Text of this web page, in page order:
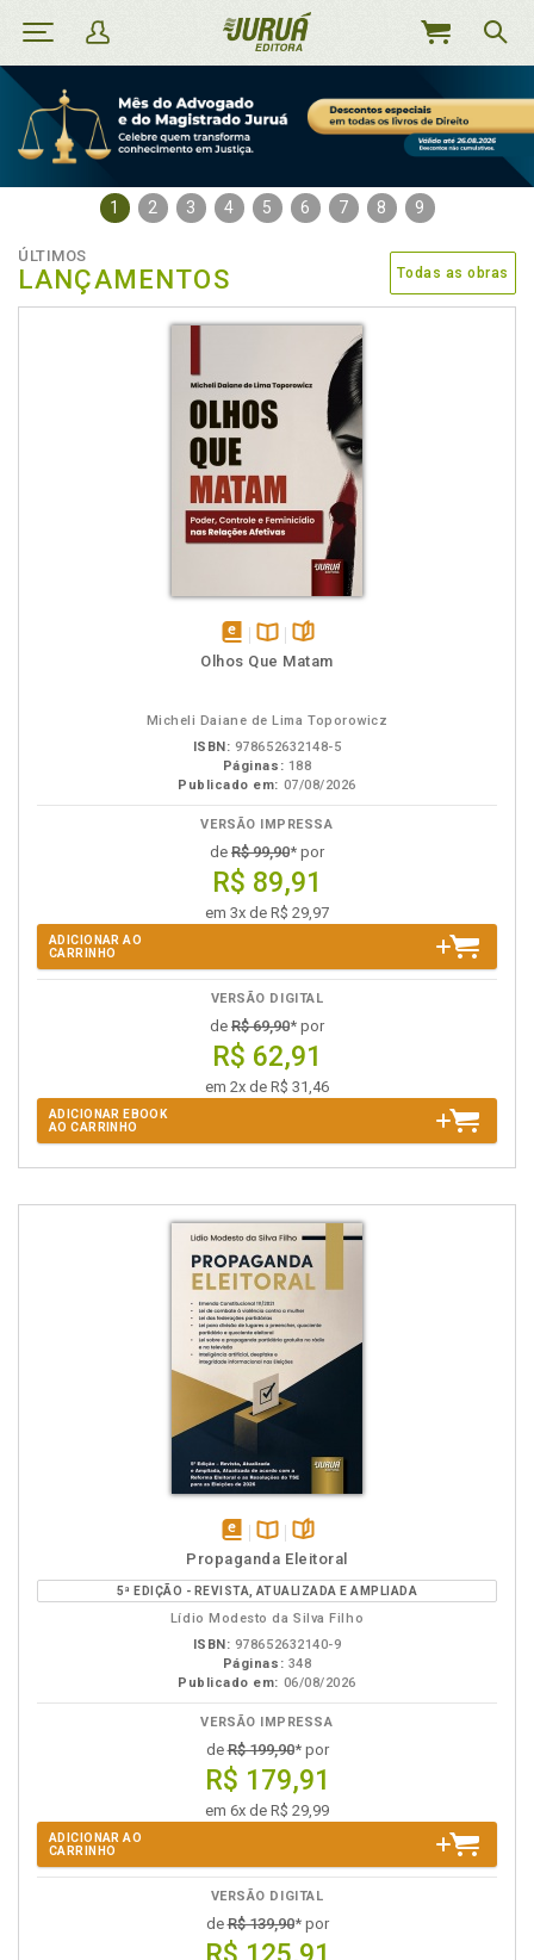
MEU
1 2 3 4 5 6 7 8 9
ÚLTIMOS
LANÇAMENTOS Todas as obras
disponívelDisponível
páginas
Olhos Que Matam
Micheli Daiane de Lima Toporowicz
ISBN: 978652632148-5
Páginas: 188
Publicado em: 07/08/2026
VERSÃO IMPRESSA
de R$ 99,90* por
R$ 89,91
em 3x de R$ 29,97
ADICIONAR AO
CARRINHO
VERSÃO DIGITAL
de R$ 69,90* por
R$ 62,91
em 2x de R$ 31,46
ADICIONAR EBOOK
AO CARRINHO
disponível
em
eBook
Disponível
na
B.V.
páginas
Propaganda Eleitoral
5ª EDIÇÃO - REVISTA, ATUALIZADA E AMPLIADA
Lídio Modesto da Silva Filho
ISBN: 978652632140-9
Páginas: 348
Publicado em: 06/08/2026
VERSÃO IMPRESSA
deR$ 199,90* por
R$ 179,91
em 6x de R$ 29,99
ADICIONAR AO
CARRINHO
VERSÃO DIGITAL
deR$ 139,90* por